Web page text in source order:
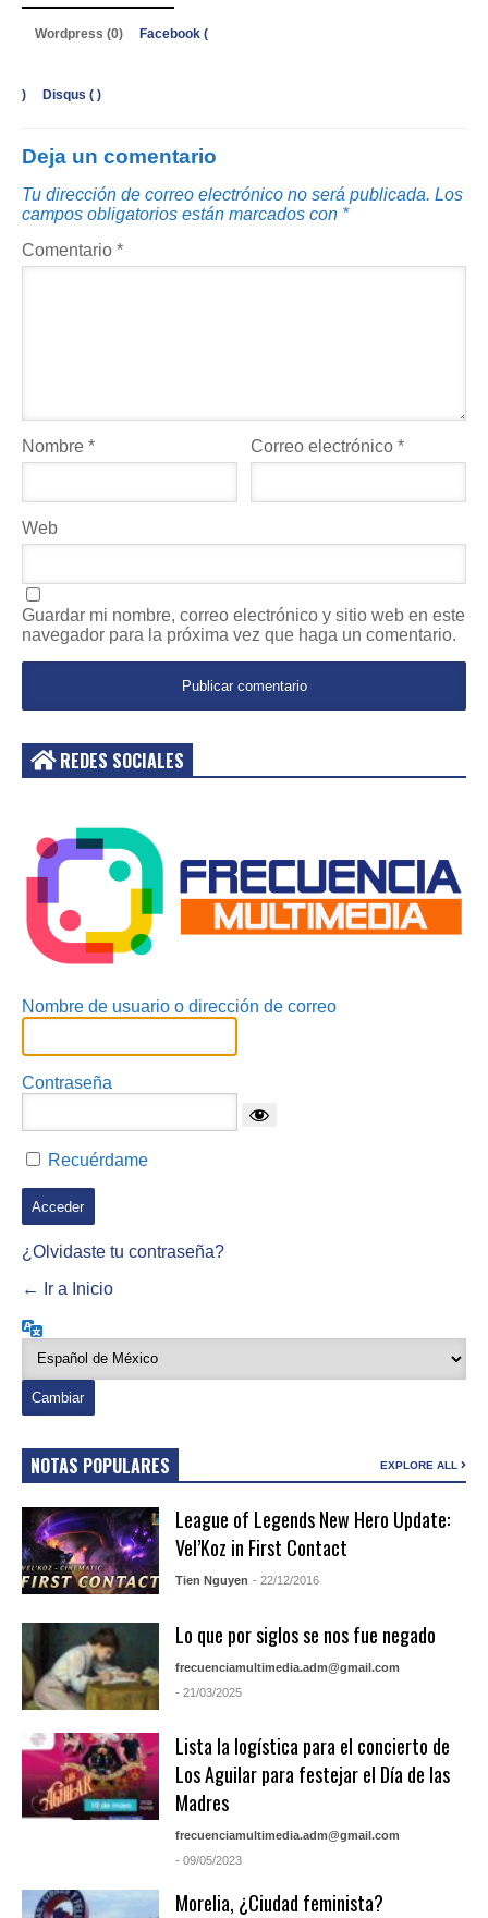
Wordpress (0) Facebook (
) Disqus ( )
Deja un comentario
Tu dirección de correo electrónico no será publicada. Los
campos obligatorios están marcados con *
Comentario *
Nombre * Correo electrónico*
Web
Guardar mi nombre, correo electrónico y sitio web en este
navegador para la próxima vez que haga un comentario.
REDES SOCIALES
Nombre de usuario o dirección de correo
Contraseña
Recuérdame
¿Olvidaste tu contraseña?
← Ir a Inicio
NOTAS POPULARES EXPLORE ALL
League of Legends New Hero Update:
Vel’Koz in First Contact
Tien Nguyen - 22/12/2016
Lo que por siglos se nos fue negado
frecuenciamultimedia.adm@gmail.com
- 21/03/2025
Lista la logística para el concierto de
Los Aguilar para festejar el Día de las
Madres
frecuenciamultimedia.adm@gmail.com
- 09/05/2023
Morelia, ¿Ciudad feminista?